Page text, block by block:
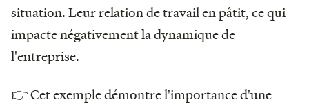
situation. Leur relation de travail en pâtit, ce qui
impacte négativement la dynamique de
l'entreprise.
👉 Cet exemple démontre l'importance d'une